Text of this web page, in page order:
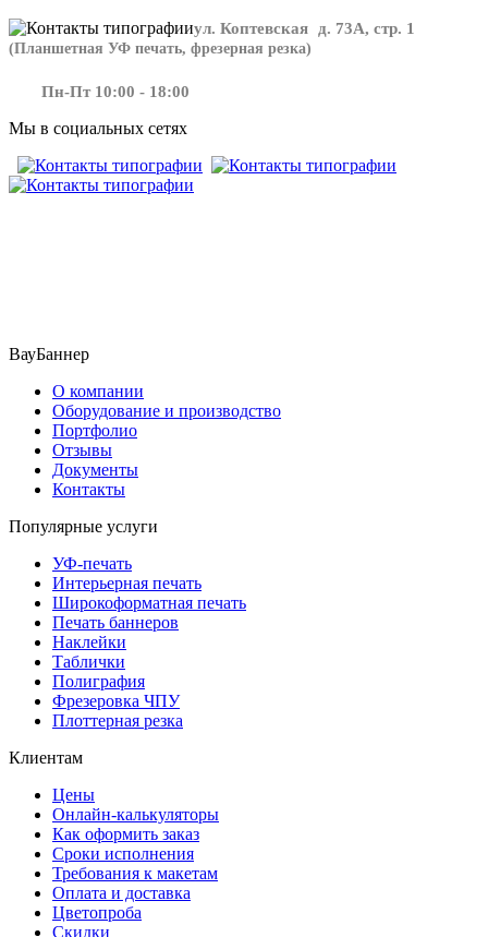
ул. Коптевская д. 73А, стр. 1
(Планшетная УФ печать, фрезерная резка)
Пн-Пт 10:00 - 18:00
Мы в социальных сетях
ВауБаннер
О компании
Оборудование и производство
Портфолио
Отзывы
Документы
Контакты
Популярные услуги
УФ-печать
Интерьерная печать
Широкоформатная печать
Печать баннеров
Наклейки
Таблички
Полиграфия
Фрезеровка ЧПУ
Плоттерная резка
Клиентам
Цены
Онлайн-калькуляторы
Как оформить заказ
Сроки исполнения
Требования к макетам
Оплата и доставка
Цветопроба
Скидки